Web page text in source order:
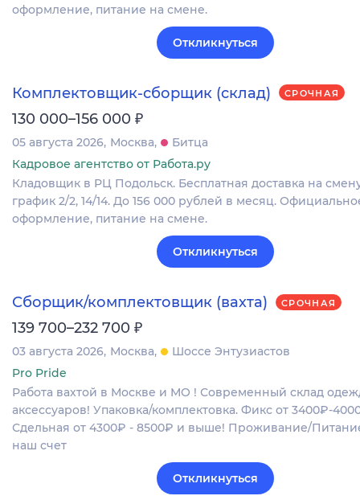
оформление, питание на смене.
Откликнуться
Комплектовщик-сборщик (склад) СРОЧНАЯ
130 000–156 000 ₽
05 августа 2026 Москва
Битца
Кадровое агентство от Работа.ру
Кладовщик в РЦ Подольск. Бесплатная доставка на
график 2/2, 14/14. До 156 000 рублей в месяц.
оформление, питание на смене.
Откликнуться
Сборщик/комплектовщик (вахта) СРОЧНАЯ
139 700–232 700 ₽
03 августа 2026 Москва
Шоссе Энтузиастов
Pro Pride
Работа вахтой в Москве и МО ! Современный склад
аксессуаров! Упаковка/комплектовка. Фикс от 3400₽-
Сдельная от 4300₽ - 8500₽ и выше! Проживание/
наш счет
Откликнуться